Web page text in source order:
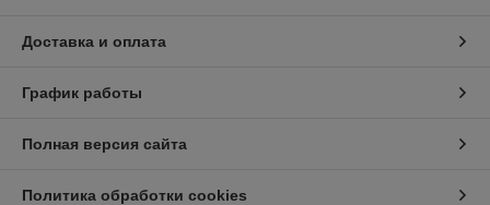
Доставка и оплата
График работы
Полная версия сайта
Политика обработки cookies